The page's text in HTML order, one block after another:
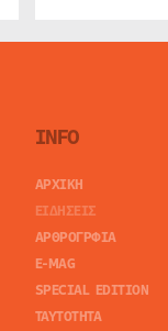
INFO
ΑΡΧΙΚΗ
ΕΙΔΗΣΕΙΣ
ΑΡΘΡΟΓΡΦΙΑ
E-MAG
SPECIAL EDITION
ΤΑΥΤΟΤΗΤΑ